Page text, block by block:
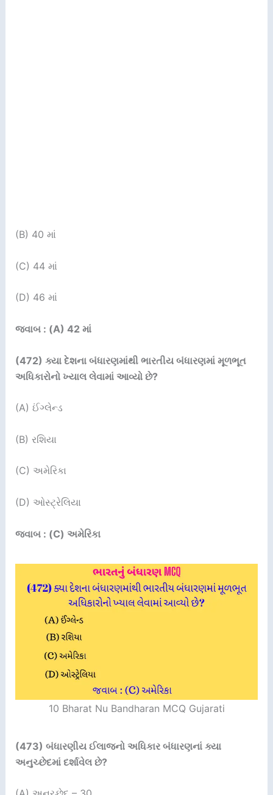
(B) 40 માં
(C) 44 માં
(D) 46 માં
જવાબ : (A) 42 માં
(472) ક્યા દેશના બંધારણમાંથી ભારતીય બંધારણમાં મૂળભૂત
અધિકારોનો ખ્યાલ લેવામાં આવ્યો છે?
(A) ઈંગ્લેન્ડ
(B) રશિયા
(C) અમેરિકા
(D) ઓસ્ટ્રેલિયા
જવાબ : (C) અમેરિકા
10 Bharat Nu Bandharan MCQ Gujarati
(473) બંધારણીય ઈલાજનો અધિકાર બંધારણનાં ક્યા
અનુચ્છેદમાં દર્શાવેલ છે?